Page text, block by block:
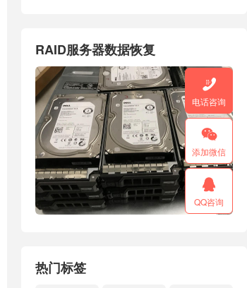
RAID服务器数据恢复
热门标签

电话咨询

添加微信

QQ咨询